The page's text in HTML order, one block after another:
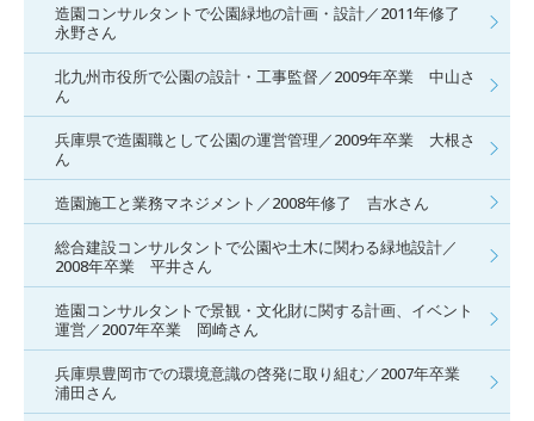
造園コンサルタントで公園緑地の計画・設計／2011年修了
永野さん
北九州市役所で公園の設計・工事監督／2009年卒業 中山さ
ん
兵庫県で造園職として公園の運営管理／2009年卒業 大根さ
ん
造園施工と業務マネジメント／2008年修了 吉水さん
総合建設コンサルタントで公園や土木に関わる緑地設計／
2008年卒業 平井さん
造園コンサルタントで景観・文化財に関する計画、イベント
運営／2007年卒業 岡崎さん
兵庫県豊岡市での環境意識の啓発に取り組む／2007年卒業
浦田さん